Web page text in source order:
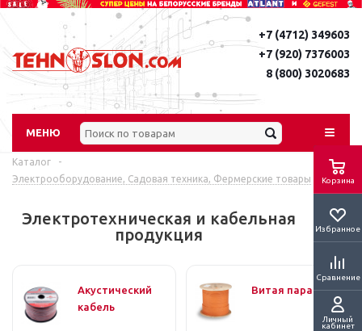
Корзина
Избранное
Сравнение
Личный
кабинет
+7 (4712) 349603
+7 (920) 7376003
8 (800) 3020683
МЕНЮ
Каталог
-
Электрооборудование, Садовая техника, Фермерские товары
Электротехническая и кабельная
продукция
Акустический
кабель
Витая пара